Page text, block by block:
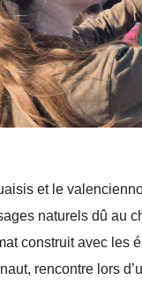
et le
naturels dû au
construit avec les
rencontre lors